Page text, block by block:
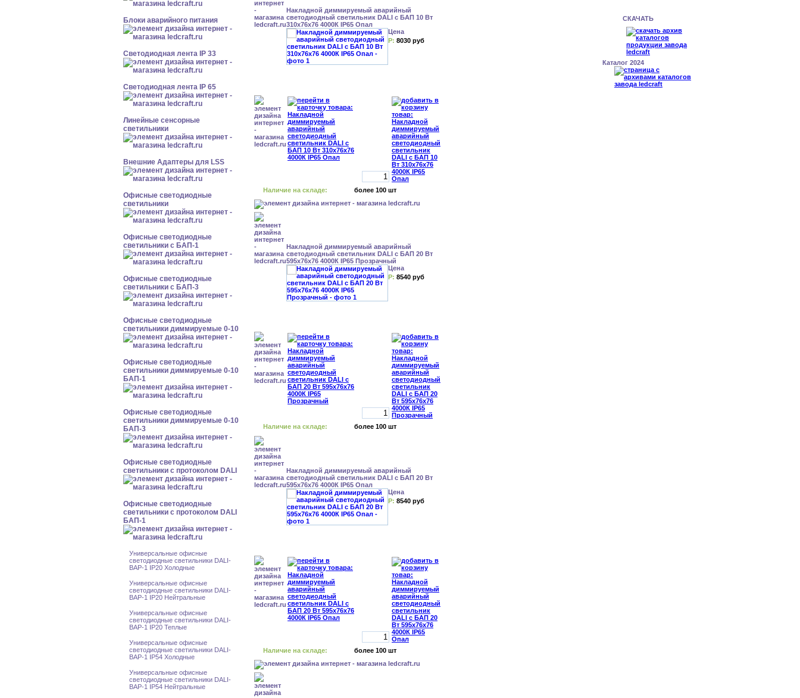
Блоки аварийного питания
Светодиодная лента IP 33
Светодиодная лента IP 65
Линейные сенсорные
светильники
Внешние Адаптеры для LSS
Офисные светодиодные
светильники
Офисные светодиодные
светильники с БАП-1
Офисные светодиодные
светильники с БАП-3
Офисные светодиодные
светильники диммируемые 0-10
Офисные светодиодные
светильники диммируемые 0-10
БАП-1
Офисные светодиодные
светильники диммируемые 0-10
БАП-3
Офисные светодиодные
светильники с протоколом DALI
Офисные светодиодные
светильники с протоколом DALI
БАП-1
Универсальные офисные
светодиодные светильники DALI-
BAP-1 IP20 Холодные
Универсальные офисные
светодиодные светильники DALI-
BAP-1 IP20 Нейтральные
Универсальные офисные
светодиодные светильники DALI-
BAP-1 IP20 Теплые
Универсальные офисные
светодиодные светильники DALI-
BAP-1 IP54 Холодные
Универсальные офисные
светодиодные светильники DALI-
BAP-1 IP54 Нейтральные
Накладной диммируемый аварийный
светодиодный светильник DALI с БАП 10 Вт
310x76x76 4000К IP65 Опал
Цена
Р: 8030 руб
Наличие на складе: более 100 шт
Накладной диммируемый аварийный
светодиодный светильник DALI с БАП 20 Вт
595x76x76 4000К IP65 Прозрачный
Цена
Р: 8540 руб
Наличие на складе: более 100 шт
Накладной диммируемый аварийный
светодиодный светильник DALI с БАП 20 Вт
595x76x76 4000К IP65 Опал
Цена
Р: 8540 руб
Наличие на складе: более 100 шт
СКАЧАТЬ
Каталог 2024